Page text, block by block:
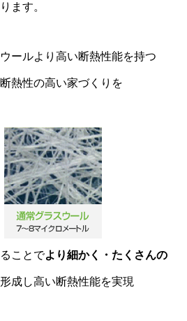
ます。
ールより高い断熱性能を持つ
熱性の高い家づくりを
ことでより細かく・たくさんの
成し高い断熱性能を実現